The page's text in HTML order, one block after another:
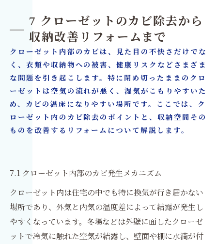
7 クローゼットのカビ除去から
収納改善リフォームまで
クローゼット内部のカビは、見た目の不快さだけでな
く、衣類や収納物への被害、健康リスクなどさまざま
な問題を引き起こします。特に閉め切ったままのクロ
ーゼットは空気の流れが悪く、湿気がこもりやすいた
め、カビの温床になりやすい場所です。ここでは、ク
ローゼット内のカビ除去のポイントと、収納空間その
ものを改善するリフォームについて解説します。
7.1 クローゼット内部のカビ発生メカニズム
クローゼット内は住宅の中でも特に換気が行き届かない
場所であり、外気と内気の温度差によって結露が発生し
やすくなっています。冬場などは外壁に面したクローゼ
ットで冷気に触れた空気が結露し、壁面や棚に水滴が付